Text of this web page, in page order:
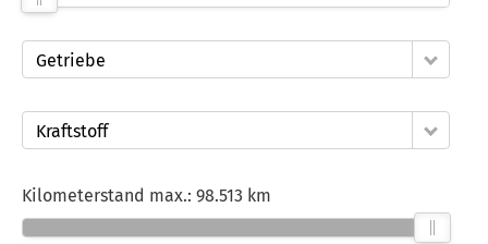
Getriebe
Kraftstoff
Kilometerstand max.: 98.513 km